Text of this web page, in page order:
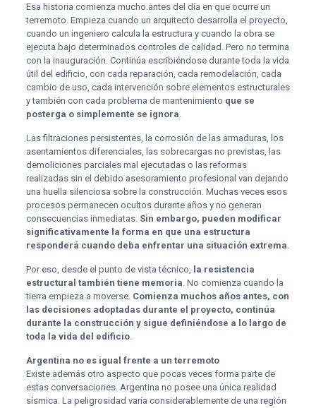
Esa historia comienza mucho antes del día en que ocurre un
terremoto. Empieza cuando un arquitecto desarrolla el proyecto,
cuando un ingeniero calcula la estructura y cuando la obra se
ejecuta bajo determinados controles de calidad. Pero no termina
con la inauguración. Continúa escribiéndose durante toda la vida
útil del edificio, con cada reparación, cada remodelación, cada
cambio de uso, cada intervención sobre elementos estructurales
y también con cada problema de mantenimiento que se
posterga o simplemente se ignora.
Las filtraciones persistentes, la corrosión de las armaduras, los
asentamientos diferenciales, las sobrecargas no previstas, las
demoliciones parciales mal ejecutadas o las reformas
realizadas sin el debido asesoramiento profesional van dejando
una huella silenciosa sobre la construcción. Muchas veces esos
procesos permanecen ocultos durante años y no generan
consecuencias inmediatas. Sin embargo, pueden modificar
significativamente la forma en que una estructura
responderá cuando deba enfrentar una situación extrema.
Por eso, desde el punto de vista técnico, la resistencia
estructural también tiene memoria. No comienza cuando la
tierra empieza a moverse. Comienza muchos años antes, con
las decisiones adoptadas durante el proyecto, continúa
durante la construcción y sigue definiéndose a lo largo de
toda la vida del edificio.
Argentina no es igual frente a un terremoto
Existe además otro aspecto que pocas veces forma parte de
estas conversaciones. Argentina no posee una única realidad
sísmica. La peligrosidad varía considerablemente de una región